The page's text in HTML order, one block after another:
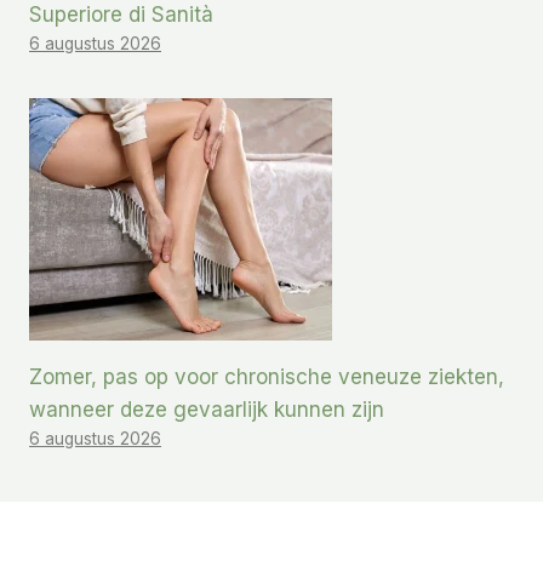
Superiore di Sanità
6 augustus 2026
Zomer, pas op voor chronische veneuze ziekten,
wanneer deze gevaarlijk kunnen zijn
6 augustus 2026